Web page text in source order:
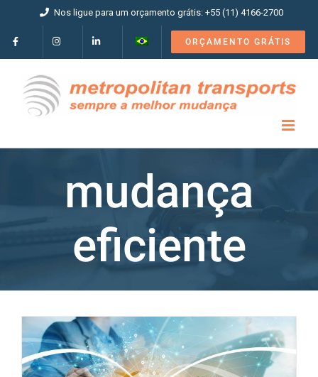
conteúdo
Nos ligue para um orçamento grátis: +55 (11) 4166-2700
ORÇAMENTO GRÁTIS
mudança
eficiente